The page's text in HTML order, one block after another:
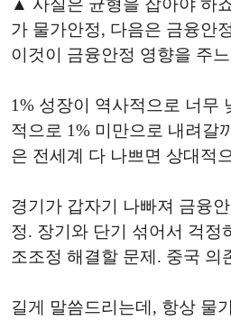
가 물가안정, 다음은 금융안
이것이 금융안정 영향을 주
1% 성장이 역사적으로 너무
적으로 1% 미만으로 내려갈
은 전세계 다 나쁘면 상대적
경기가 갑자기 나빠져 금융
정. 장기와 단기 섞어서 걱정
조조정 해결할 문제. 중국 의
길게 말씀드리는데, 항상 물